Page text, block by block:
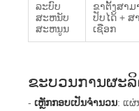
ລະບົບ
ສະຫນັບ
ສະຫນູນ
ຂາຕັ້ງສາມ
ປັບໄດ້ + ສ
ເຊືອກ
ຂະບວນການຜະ
-ເຫຼັກກອບເປັນຈໍານວນ: ແຜ່